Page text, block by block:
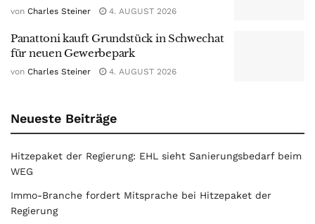
von Charles Steiner 4. AUGUST 2026
Panattoni kauft Grundstück in Schwechat
für neuen Gewerbepark
von Charles Steiner 4. AUGUST 2026
Neueste Beiträge
Hitzepaket der Regierung: EHL sieht Sanierungsbedarf beim
WEG
Immo-Branche fordert Mitsprache bei Hitzepaket der
Regierung